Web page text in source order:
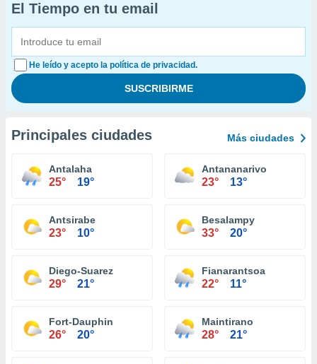
El Tiempo en tu email
He leído y acepto la política de privacidad.
Principales ciudades Más ciudades
Antalaha
25° 19°
Antananarivo
23° 13°
Antsirabe
23° 10°
Besalampy
33° 20°
Diego-Suarez
29° 21°
Fianarantsoa
22° 11°
Fort-Dauphin
26° 20°
Maintirano
28° 21°